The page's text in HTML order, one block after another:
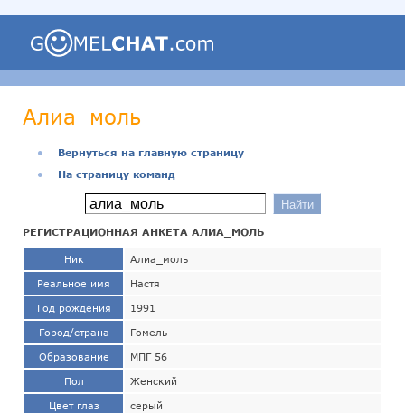
Алиа_моль
●
Вернуться на главную страницу
●
На страницу команд
РЕГИСТРАЦИОННАЯ АНКЕТА АЛИА_МОЛЬ
Ник Алиа_моль
Реальное имя Настя
Год рождения 1991
Город/страна Гомель
Образование МПГ 56
Пол Женский
Цвет глаз серый